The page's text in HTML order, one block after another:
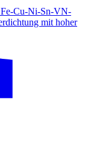
Fe-Cu-Ni-Sn-VN-
mit hoher